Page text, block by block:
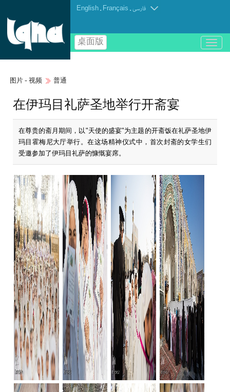
English . Français .فارسی
桌面版
باز
و
图片 - 视频 普通
在伊玛目礼萨圣地举行开斋宴
在尊贵的斋月期间，以"天使的盛宴"为主题的开斋饭在礼萨圣地伊
玛目霍梅尼大厅举行。在这场精神仪式中，首次封斋的女学生们
受邀参加了伊玛目礼萨的慷慨宴席。